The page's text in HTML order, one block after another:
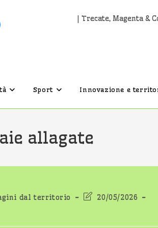
| Trecate, Magenta &
Sport Innovazione e
allagate
dal territorio
Ultima20/05/2026